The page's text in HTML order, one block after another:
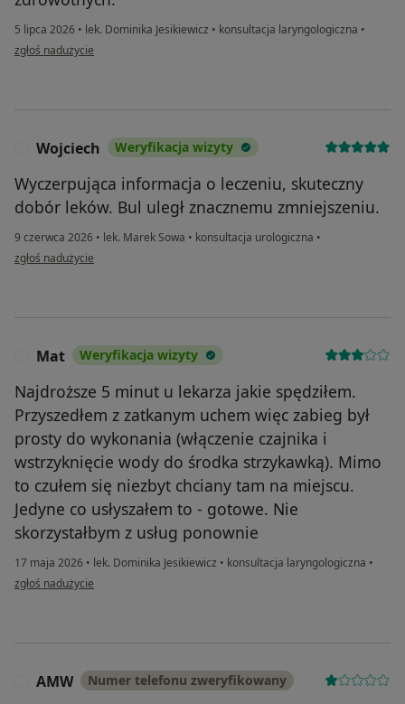
5 lipca 2026 • lek. Dominika Jesikiewicz • konsultacja laryngologiczna •
w opinii użytkownika Luxmed patient
zgłoś nadużycie
Wojciech Weryfikacja wizyty
Wyczerpująca informacja o leczeniu, skuteczny
dobór leków. Bul uległ znacznemu zmniejszeniu.
9 czerwca 2026 • lek. Marek Sowa • konsultacja urologiczna •
w opinii użytkownika Wojciech
zgłoś nadużycie
Mat Weryfikacja wizyty
Najdroższe 5 minut u lekarza jakie spędziłem.
Przyszedłem z zatkanym uchem więc zabieg był
prosty do wykonania (włączenie czajnika i
wstrzyknięcie wody do środka strzykawką). Mimo
to czułem się niezbyt chciany tam na miejscu.
Jedyne co usłyszałem to - gotowe. Nie
skorzystałbym z usług ponownie
17 maja 2026 • lek. Dominika Jesikiewicz • konsultacja laryngologiczna •
w opinii użytkownika Mat
zgłoś nadużycie
AMW Numer telefonu zweryfikowany